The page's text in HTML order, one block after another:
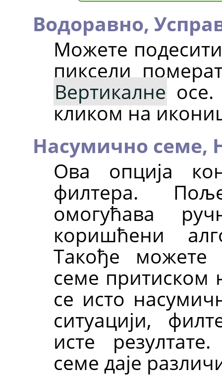
Водоравно,
Можете
пиксели
Вертикалне
кликом на
Насумично семе,
Ова опција
филтера.
омогућава
коришћени
Такође можете
семе притиском
се исто
ситуацији,
исте
семе даје